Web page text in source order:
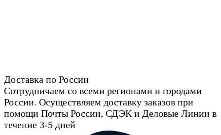
Доставка по России
Сотрудничаем со всеми регионами и городами
России. Осуществляем доставку заказов при
помощи Почты России, СДЭК и Деловые Линии в
течение 3-5 дней